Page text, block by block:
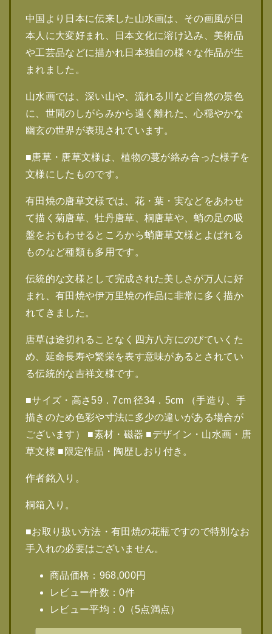
中国より日本に伝来した山水画は、その画風が日
本人に大変好まれ、日本文化に溶け込み、美術品
や工芸品などに描かれ日本独自の様々な作品が生
まれました。
山水画では、深い山や、流れる川など自然の景色
に、世間のしがらみから遠く離れた、心穏やかな
幽玄の世界が表現されています。
■唐草・唐草文様は、植物の蔓が絡み合った様子を
文様にしたものです。
有田焼の唐草文様では、花・葉・実などをあわせ
て描く菊唐草、牡丹唐草、桐唐草や、蛸の足の吸
盤をおもわせるところから蛸唐草文様とよばれる
ものなど種類も多用です。
伝統的な文様として完成された美しさが万人に好
まれ、有田焼や伊万里焼の作品に非常に多く描か
れてきました。
唐草は途切れることなく四方八方にのびていくた
め、延命長寿や繁栄を表す意味があるとされてい
る伝統的な吉祥文様です。
■サイズ・高さ59．7cm 径34．5cm （手造り、手
描きのため色彩や寸法に多少の違いがある場合が
ございます） ■素材・磁器 ■デザイン・山水画・唐
草文様 ■限定作品・陶歴しおり付き。
作者銘入り。
桐箱入り。
■お取り扱い方法・有田焼の花瓶ですので特別なお
手入れの必要はございません。
商品価格：968,000円
レビュー件数：0件
レビュー平均：0（5点満点）